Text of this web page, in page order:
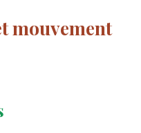
mouvement